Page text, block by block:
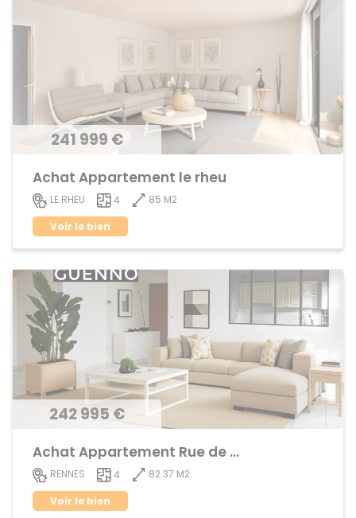
241 999 €
Achat Appartement le rheu
LE RHEU 4
85 M2
Voir le bien
242 995 €
Achat Appartement Rue de Nantes
RENNES 4
82.37 M2
Voir le bien